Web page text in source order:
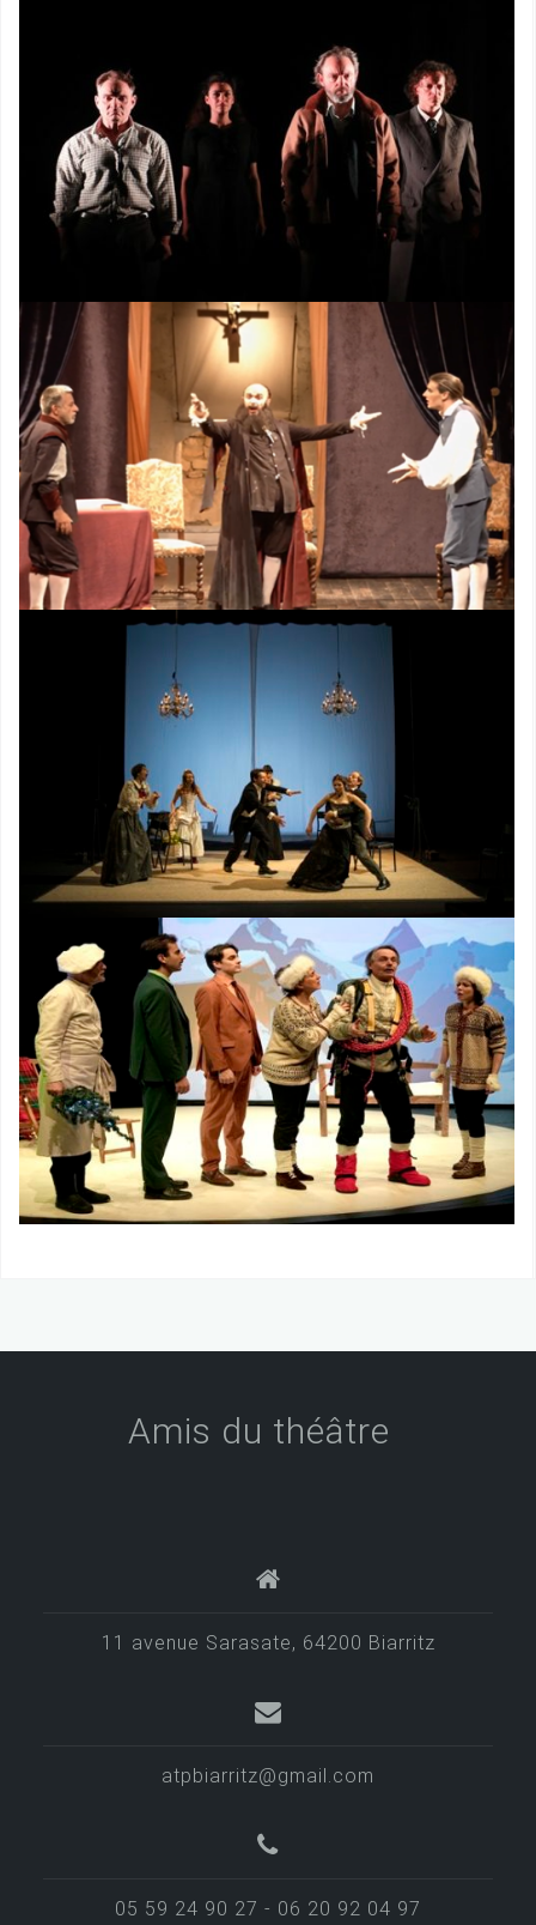
Amis du théâtre
11 avenue Sarasate, 64200 Biarritz
atpbiarritz@gmail.com
05 59 24 90 27 - 06 20 92 04 97